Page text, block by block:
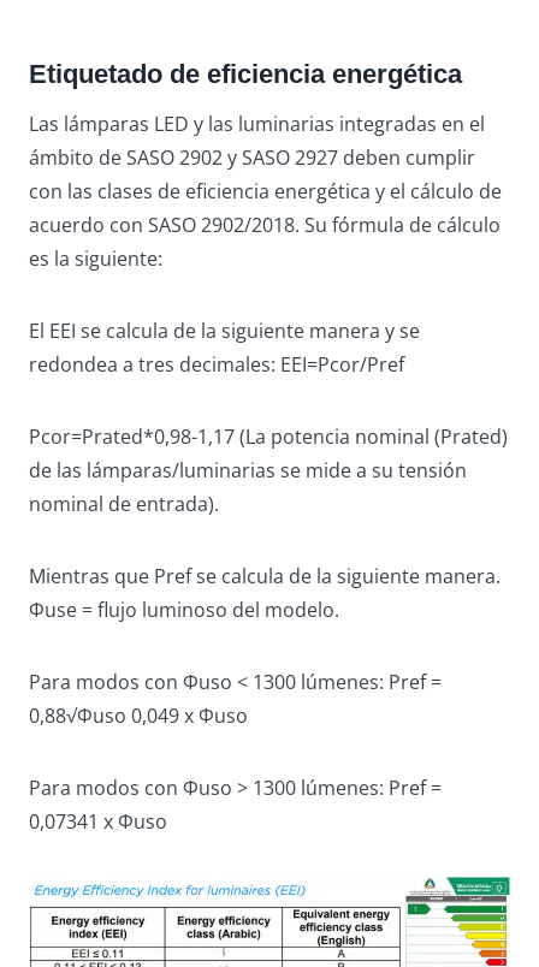
Etiquetado de eficiencia energética
Las lámparas LED y las luminarias integradas en el
ámbito de SASO 2902 y SASO 2927 deben cumplir
con las clases de eficiencia energética y el cálculo de
acuerdo con SASO 2902/2018. Su fórmula de cálculo
es la siguiente:
El EEI se calcula de la siguiente manera y se
redondea a tres decimales: EEI=Pcor/Pref
Pcor=Prated*0,98-1,17 (La potencia nominal (Prated)
de las lámparas/luminarias se mide a su tensión
nominal de entrada).
Mientras que Pref se calcula de la siguiente manera.
Φuse = flujo luminoso del modelo.
Para modos con Φuso < 1300 lúmenes: Pref =
0,88√Φuso 0,049 x Φuso
Para modos con Φuso > 1300 lúmenes: Pref =
0,07341 x Φuso